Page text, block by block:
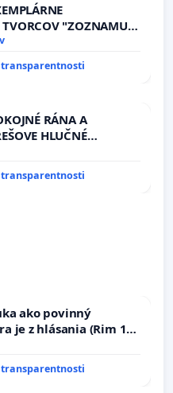
TVORCOV "ZOZNAMU
transparentnosti
RÁNA A
HLUČNÉ
V SOBOTU LEN OD
– 18.00 HOD. A
transparentnosti
ako povinný
je z hlásania (Rim 10,
transparentnosti